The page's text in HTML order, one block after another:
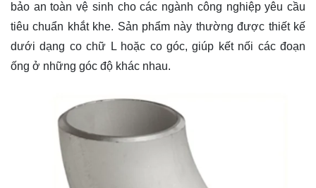
bảo an toàn vệ sinh cho các ngành công nghiệp yêu cầu
tiêu chuẩn khắt khe. Sản phẩm này thường được thiết kế
dưới dạng co chữ L hoặc co góc, giúp kết nối các đoạn
ống ở những góc độ khác nhau.